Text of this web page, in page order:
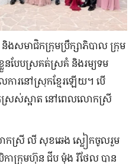
សមាជិក​ក្រុម​ប្រឹក្សាភិបាល ក្រុម
ន​បែប​ស្រគត់ស្រគំ និង​រម្យទម​
ារ​នៅ​ស្រុក​ខ្មែរ​ឡើយ។ បើ​
រស់​ស្អាត នៅ​ពេល​លោកស្រី​
ស្រី លី សុខឆេង ស្លៀក​ចូលរួម​
ា​ក្រុមហ៊ុន ជីប ម៉ុង រីថែល បាន​